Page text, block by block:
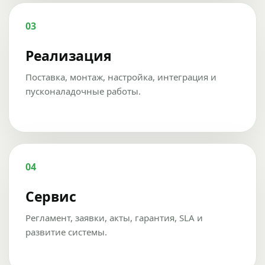
03
Реализация
Поставка, монтаж, настройка, интеграция и
пусконаладочные работы.
04
Сервис
Регламент, заявки, акты, гарантия, SLA и
развитие системы.